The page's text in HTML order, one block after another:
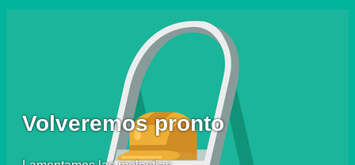
Volveremos pronto